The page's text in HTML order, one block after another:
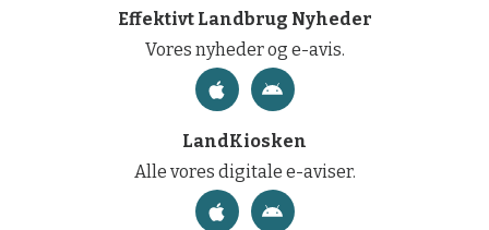
Effektivt Landbrug Nyheder
Vores nyheder og e-avis.
LandKiosken
Alle vores digitale e-aviser.